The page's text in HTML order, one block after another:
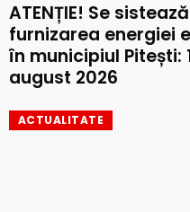
ATENȚIE! Se sistează
furnizarea energiei
în municipiul Pitești:
august 2026
ACTUALITATE